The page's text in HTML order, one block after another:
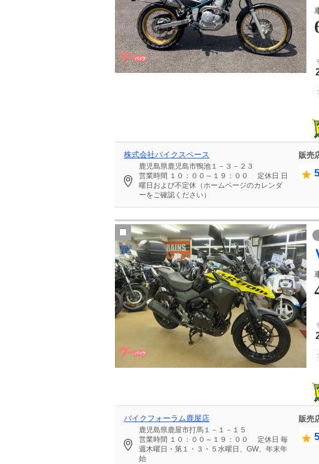
株式会社バイクスペース
鹿児島県鹿児島市鴨池１－３－２３
営業時間 １０：００～１９：００ 定休日 日
曜日および不定休（ホームページのカレンダ
ーをご確認ください）
販売
5
バイクフォーラム鹿屋店
鹿児島県鹿屋市打馬１－１－１５
営業時間 １０：００～１９：００ 定休日 毎
週木曜日・第１・３・５水曜日、GW、年末年
始
販売
5